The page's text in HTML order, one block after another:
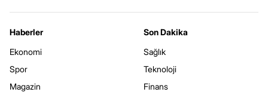
Haberler
Ekonomi
Spor
Magazin
Son Dakika
Sağlık
Teknoloji
Finans